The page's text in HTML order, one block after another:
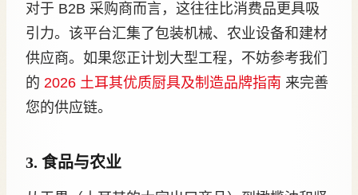
对于 B2B 采购商而言，这往往比消费品更具吸
引力。该平台汇集了包装机械、农业设备和建材
供应商。如果您正计划大型工程，不妨参考我们
的 2026 土耳其优质厨具及制造品牌指南 来完善
您的供应链。
3. 食品与农业